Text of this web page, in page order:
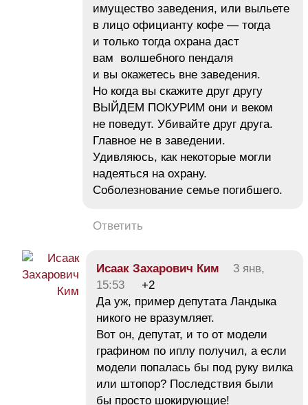
имущество заведения, или выльете
в лицо официанту кофе — тогда
и только тогда охрана даст
вам волшебного пендаля
и вы окажетесь вне заведения.
Но когда вы скажите друг другу
ВЫЙДЕМ ПОКУРИМ они и веком
не поведут. Убивайте друг друга.
Главное не в заведении.
Удивляюсь, как некоторые могли
надеяться на охрану.
Соболезнование семье погибшего.
Ответить
Исаак Захарович Ким
3 янв,
15:53
+2
Да уж, пример депутата Ландыка
никого не вразумляет.
Вот он, депутат, и то от модели
графином по иплу получил, а если
модели попалась бы под руку вилка
или штопор? Последствия были
бы просто шокирующие!